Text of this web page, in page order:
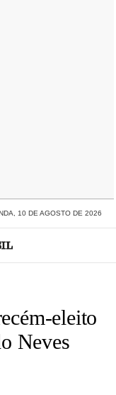
10 DE AGOSTO DE 2026
eleito
Neves